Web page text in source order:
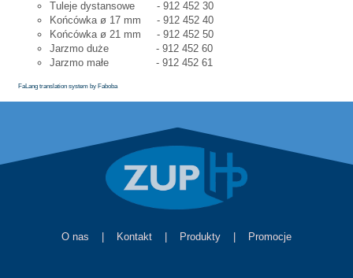
Tuleje dystansowe - 912 452 30
Końcówka ø 17 mm - 912 452 40
Końcówka ø 21 mm - 912 452 50
Jarzmo duże - 912 452 60
Jarzmo małe - 912 452 61
FaLang translation system by Faboba
O nas Kontakt Produkty Promocje